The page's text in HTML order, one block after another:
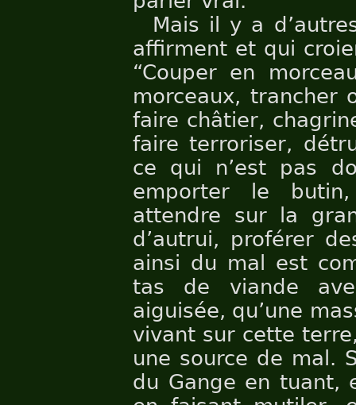
Mais il y a
affirment et qui
“Couper en
morceaux, trancher
faire châtier,
faire terroriser,
ce qui n’est pas
emporter le
attendre sur la
d’autrui, proférer
ainsi du mal est
tas de viande
aiguisée, qu’une
vivant sur cette
une source de mal.
du Gange en tuant,